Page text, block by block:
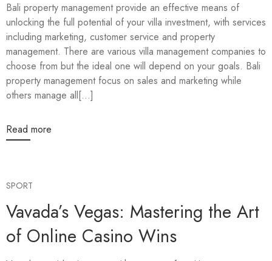
Bali property management provide an effective means of
unlocking the full potential of your villa investment, with services
including marketing, customer service and property
management. There are various villa management companies to
choose from but the ideal one will depend on your goals. Bali
property management focus on sales and marketing while
others manage all[...]
Read more
SPORT
Vavada’s Vegas: Mastering the Art
of Online Casino Wins